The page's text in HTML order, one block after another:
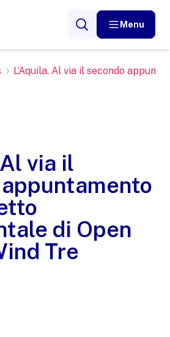
Menu
L’Aquila. Al via il secondo
Al via il
di Open
Tre